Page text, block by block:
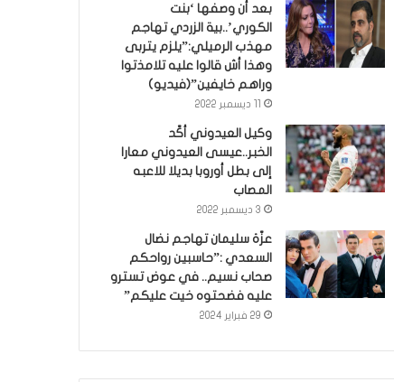
بعد أن وصفها ‘بنت
الكوري’..بية الزردي تهاجم
مهذب الرميلي:”يلزم يتربى
وهذا أش قالوا عليه تلامذتوا
وراهم خايفين”(فيديو)
وكيل العيدوني أكّد
الخبر..عيسى العيدوني معارا
إلى بطل أوروبا بديلا للاعبه
المصاب
3 ديسمبر 2022
عزّة سليمان تهاجم نضال
السعدي :”حاسبين رواحكم
صحاب نسيم.. في عوض تسترو
عليه فضحتوه خيت عليكم”
29 فبراير 2024